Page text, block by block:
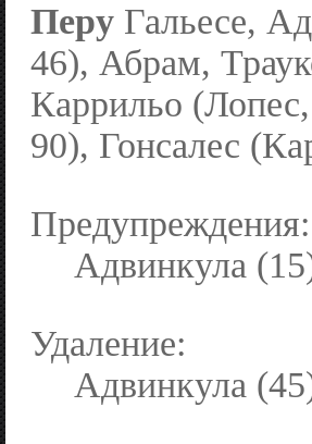
Перу Гальесе,
46), Абрам,
Каррильо
90), Гонсалес
Предупреждения:
Адвинкула
Удаление:
Адвинкула